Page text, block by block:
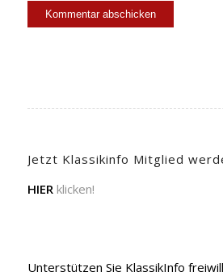
Jetzt Klassikinfo Mitglied
HIERklicken!
Unterstützen Sie KlassikInfo